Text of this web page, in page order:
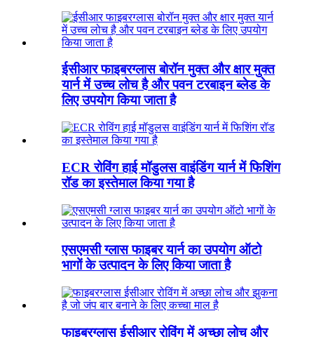
ईसीआर फाइबरग्लास बोरॉन मुक्त और क्षार मुक्त
यार्न में उच्च लोच है और पवन टरबाइन ब्लेड के
लिए उपयोग किया जाता है
ECR रोविंग हाई मॉडुलस वाइंडिंग यार्न में फिशिंग
रॉड का इस्तेमाल किया गया है
एसएमसी ग्लास फाइबर यार्न का उपयोग ऑटो
भागों के उत्पादन के लिए किया जाता है
फाइबरग्लास ईसीआर रोविंग में अच्छा लोच और